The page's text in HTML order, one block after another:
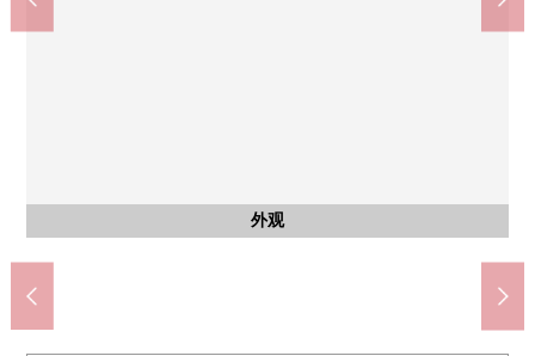
外观
入口
入口
入口
入口
入口
共有部分
受到集合邮件
共有部分
自行车停放处
入口
外观
外观
外观